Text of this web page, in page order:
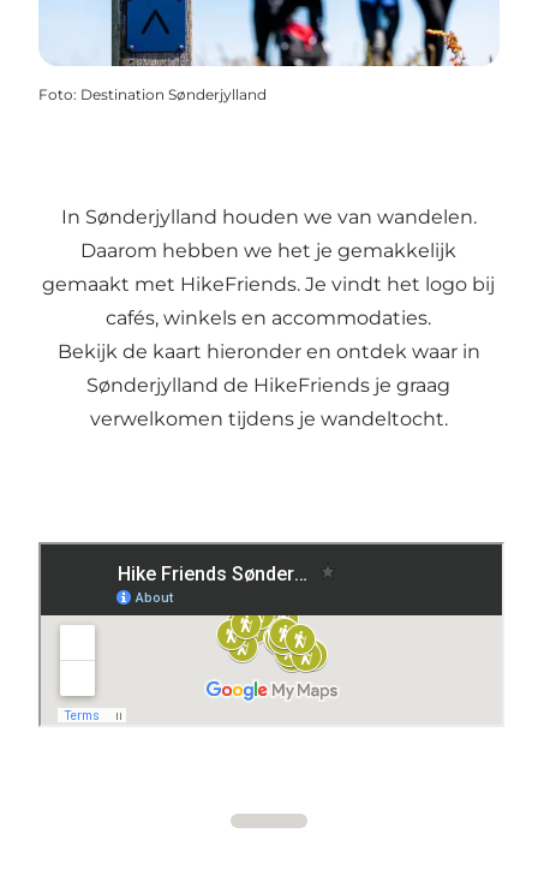
Foto: Destination Sønderjylland
In Sønderjylland houden we van wandelen.
Daarom hebben we het je gemakkelijk
gemaakt met HikeFriends. Je vindt het logo bij
cafés, winkels en accommodaties.
Bekijk de kaart hieronder en ontdek waar in
Sønderjylland de HikeFriends je graag
verwelkomen tijdens je wandeltocht.